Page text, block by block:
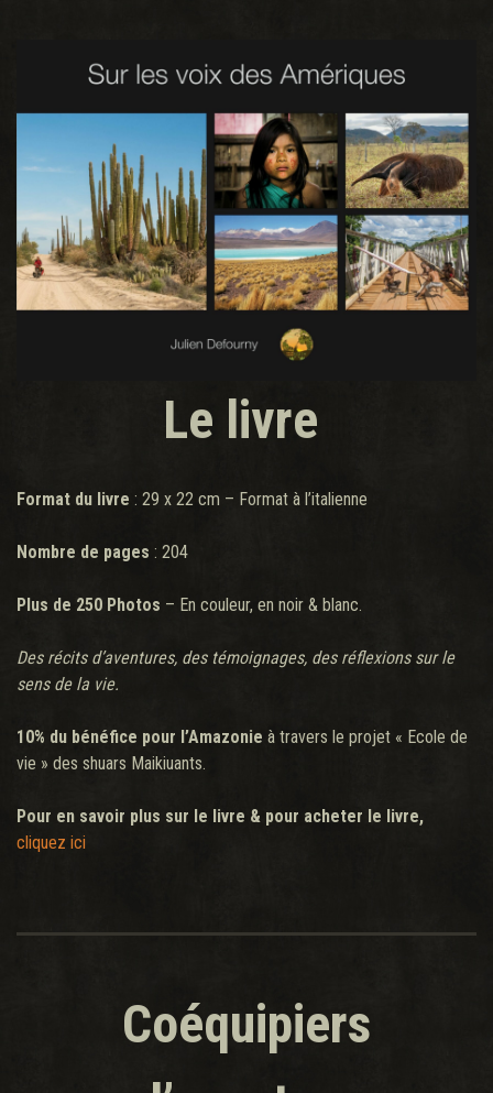
Le livre
Format du livre : 29 x 22 cm – Format à l’italienne
Nombre de pages : 204
Plus de 250 Photos – En couleur, en noir & blanc.
Des récits d’aventures, des témoignages, des réflexions sur le
sens de la vie.
10% du bénéfice pour l’Amazonie à travers le projet « Ecole de
vie » des shuars Maikiuants.
Pour en savoir plus sur le livre & pour acheter le livre,
cliquez ici
Coéquipiers